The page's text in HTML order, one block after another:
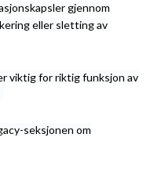
gjennom
eller sletting av
viktig for riktig funksjon av
seksjonen om